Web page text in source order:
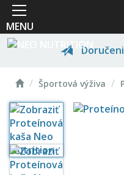
Skočiť
na
hlavný
obsah
MENU
DomovŠportová výživa